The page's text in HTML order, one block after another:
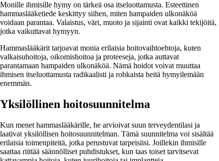
Monille ihmisille hymy on tärkeä osa itseluottamusta. Esteettinen
hammaslääketiede keskittyy siihen, miten hampaiden ulkonäköä
voidaan parantaa. Valaistus, väri, muoto ja sijainti ovat kaikki tekijöitä,
jotka vaikuttavat hymyyn.
Hammaslääkärit tarjoavat monia erilaisia hoitovaihtoehtoja, kuten
valkaisuhoitoja, oikomishoitoa ja proteeseja, jotka auttavat
parantamaan hampaiden ulkonäköä. Nämä hoidot voivat muuttaa
ihmisen itseluottamusta radikaalisti ja rohkaista heitä hymyilemään
enemmän.
Yksilöllinen hoitosuunnitelma
Kun menet hammaslääkärille, he arvioivat suun terveydentilasi ja
laativat yksilöllisen hoitosuunnitelman. Tämä suunnitelma voi sisältää
erilaisia toimenpiteitä, jotka perustuvat tarpeisiisi. Joillekin ihmisille
saattaa riittää säännölliset puhdistukset, kun taas toiset tarvitsevat